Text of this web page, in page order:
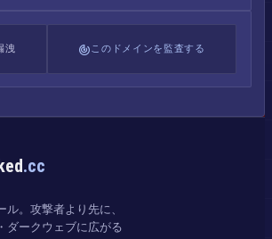
洩 このドメインを監査する
.cc
。攻撃者より先に、
ダークウェブに広がる